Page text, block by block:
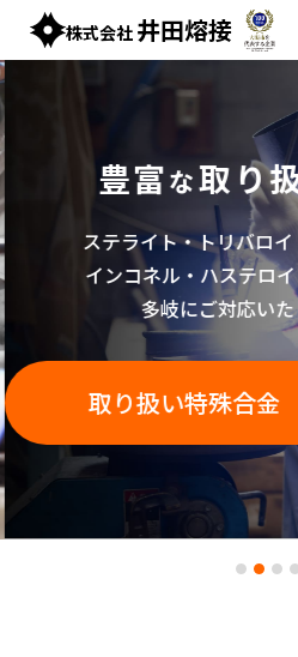
株式会社 井田熔接
豊富な取り
ステライト・トリバロイ
インコネル・ ハステロ
多岐にご対応いた
取り扱い特殊合金